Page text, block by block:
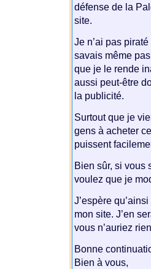
défense de la
site.
Je n’ai pas
savais même
que je le rende
aussi peut-être
la publicité.
Surtout que je
gens à acheter
puissent
Bien sûr, si vous
voulez que je
J’espère
mon site. J’en
vous n’auriez
Bonne
Bien à vous,